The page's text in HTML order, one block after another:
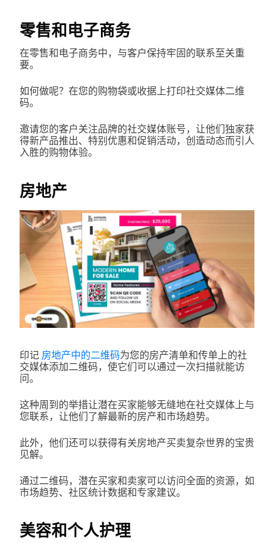
零售和电子商务
在零售和电子商务中，与客户保持牢固的联系至关重
要。
如何做呢？在您的购物袋或收据上打印社交媒体二维
码。
邀请您的客户关注品牌的社交媒体账号，让他们独家获
得新产品推出、特别优惠和促销活动，创造动态而引人
入胜的购物体验。
房地产
印记房地产中的二维码为您的房产清单和传单上的社
交媒体添加二维码，使它们可以通过一次扫描就能访
问。
这种周到的举措让潜在买家能够无缝地在社交媒体上与
您联系，让他们了解最新的房产和市场趋势。
此外，他们还可以获得有关房地产买卖复杂世界的宝贵
见解。
通过二维码，潜在买家和卖家可以访问全面的资源，如
市场趋势、社区统计数据和专家建议。
美容和个人护理